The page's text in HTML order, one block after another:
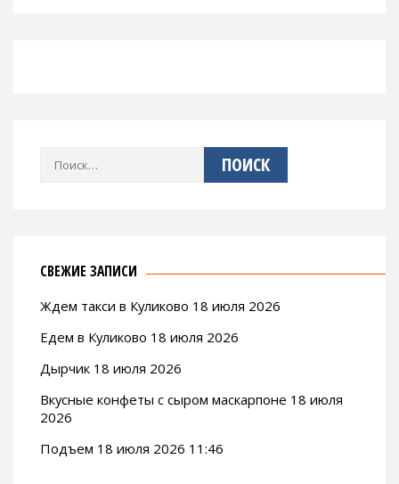
Найти:
СВЕЖИЕ ЗАПИСИ
Ждем такси в Куликово 18 июля 2026
Едем в Куликово 18 июля 2026
Дырчик 18 июля 2026
Вкусные конфеты с сыром маскарпоне 18 июля
2026
Подъем 18 июля 2026 11:46